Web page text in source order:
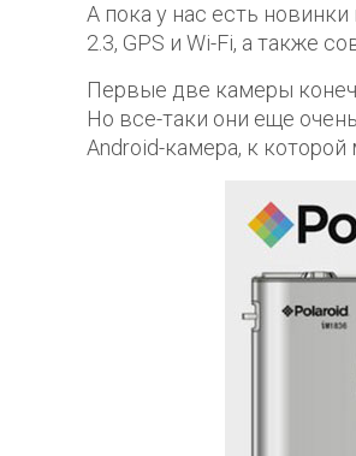
А пока у нас есть новинки
2.3, GPS и Wi-Fi, а также
Первые две камеры
Но все-таки они еще
Android-камера, к